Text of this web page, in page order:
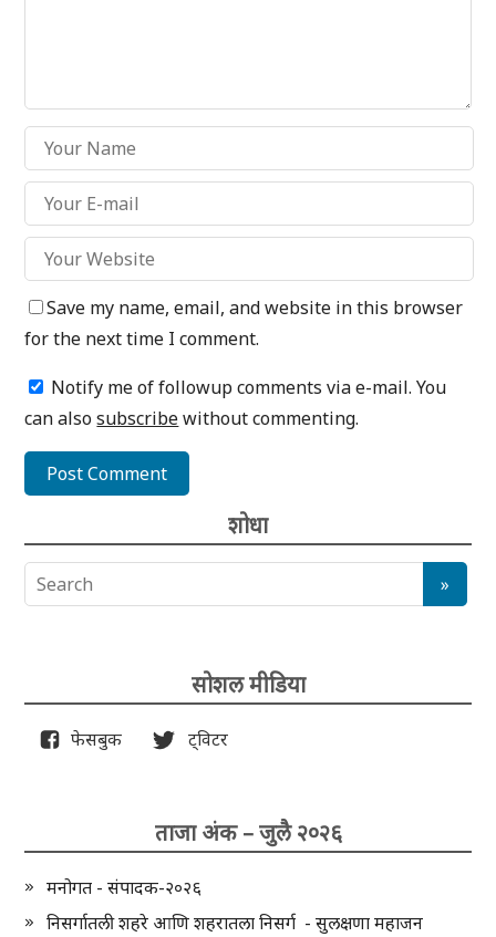
Save my name, email, and website in this browser
for the next time I comment.
Notify me of followup comments via e-mail. You
can alsosubscribewithout commenting.
शोधा
सोशल मीडिया
फेसबुक ट्विटर
ताजा अंक – जुलै २०२६
मनोगत - संपादक-२०२६
निसर्गातली शहरे आणि शहरातला निसर्ग - सुलक्षणा महाजन